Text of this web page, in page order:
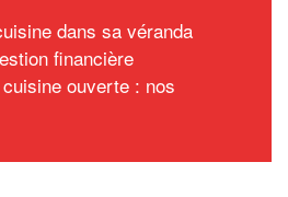
dans sa véranda
financière
ouverte : nos